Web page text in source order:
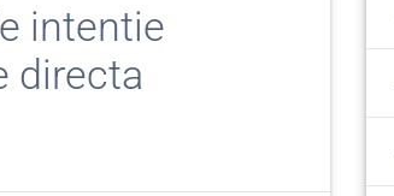
intentie
directa